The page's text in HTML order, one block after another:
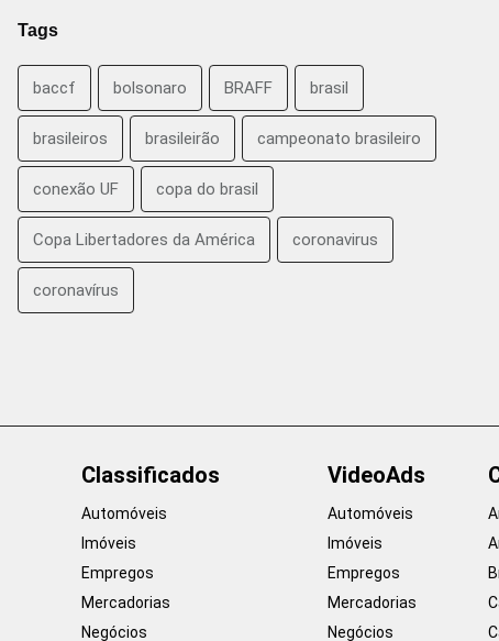
Tags
baccf bolsonaro BRAFF brasil
brasileiros brasileirão campeonato brasileiro
conexão UF copa do brasil
Copa Libertadores da América coronavirus
coronavírus
Classificados
Automóveis
Imóveis
Empregos
Mercadorias
Negócios
VideoAds
Automóveis
Imóveis
Empregos
Mercadorias
Negócios